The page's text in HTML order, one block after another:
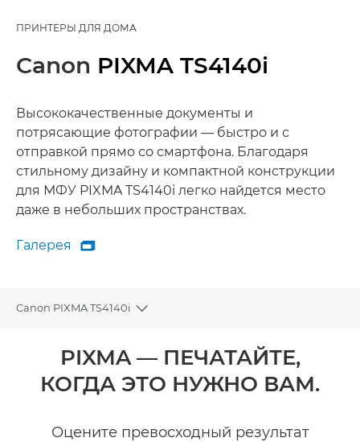
ПРИНТЕРЫ ДЛЯ ДОМА
Canon PIXMA TS4140i
Высококачественные документы и
потрясающие фотографии — быстро и с
отправкой прямо со смартфона. Благодаря
стильному дизайну и компактной конструкции
для МФУ PIXMA TS4140i легко найдется место
даже в небольших пространствах.
Галерея
Галерея

Canon PIXMA TS4140i
Toggle breadcrumbs
Общая информация
Технические характеристики
PIXMA — ПЕЧАТАЙТЕ,
КОГДА ЭТО НУЖНО ВАМ.
Оцените превосходный результат